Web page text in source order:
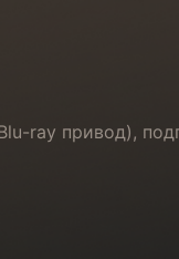
ray привод),